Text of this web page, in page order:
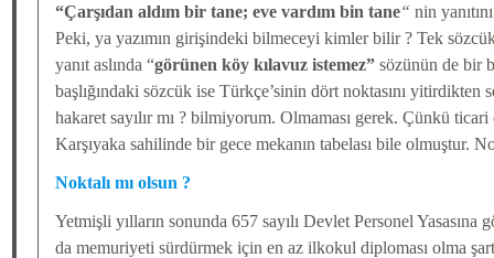
“Çarşıdan aldım bir tane; eve vardım bin tane“ nin
Peki, ya yazımın girişindeki bilmeceyi kimler bilir ? Tek
yanıt aslında “görünen köy kılavuz istemez” sözünün de bir
başlığındaki sözcük ise Türkçe’sinin dört noktasını
hakaret sayılır mı ? bilmiyorum. Olmaması gerek. Çünkü ticari
Karşıyaka sahilinde bir gece mekanın tabelası bile olmuştur.
Noktalı mı olsun ?
Yetmişli yılların sonunda 657 sayılı Devlet Personel Yasasına
da memuriyeti sürdürmek için en az ilkokul diploması olma